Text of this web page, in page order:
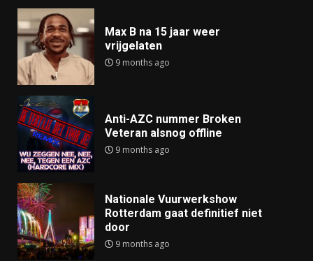
Max B na 15 jaar weer
vrijgelaten
9 months ago
Anti-AZC nummer Broken
Veteran alsnog offline
9 months ago
Nationale Vuurwerkshow
Rotterdam gaat definitief niet
door
9 months ago